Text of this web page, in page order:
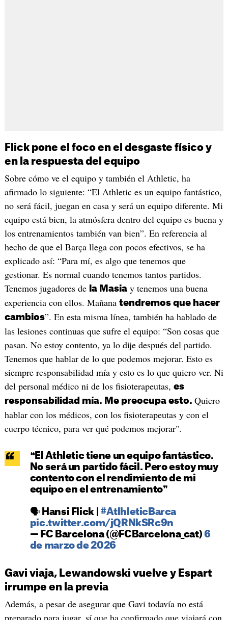
Flick pone el foco en el desgaste físico y
en la respuesta del equipo
Sobre cómo ve el equipo y también el Athletic, ha
afirmado lo siguiente: “El Athletic es un equipo fantástico,
no será fácil, juegan en casa y será un equipo diferente. Mi
equipo está bien, la atmósfera dentro del equipo es buena y
los entrenamientos también van bien”. En referencia al
hecho de que el Barça llega con pocos efectivos, se ha
explicado así: “Para mí, es algo que tenemos que
gestionar. Es normal cuando tenemos tantos partidos.
Tenemos jugadores de la Masiay tenemos una buena
experiencia con ellos. Mañana tendremos que hacer
cambios”. En esta misma línea, también ha hablado de
las lesiones continuas que sufre el equipo: “Son cosas que
pasan. No estoy contento, ya lo dije después del partido.
Tenemos que hablar de lo que podemos mejorar. Esto es
siempre responsabilidad mía y esto es lo que quiero ver. Ni
del personal médico ni de los fisioterapeutas, es
responsabilidad mía. Me preocupa esto. Quiero
hablar con los médicos, con los fisioterapeutas y con el
cuerpo técnico, para ver qué podemos mejorar".
❝El Athletic tiene un equipo fantástico.
No será un partido fácil. Pero estoy muy
contento con el rendimiento de mi
equipo en el entrenamiento❞
🗣️ Hansi Flick | #AtlhleticBarca
pic.twitter.com/jQRNkSRc9n
— FC Barcelona (@FCBarcelona_cat) 6
de marzo de 2026
Gavi viaja, Lewandowski vuelve y Espart
irrumpe en la previa
Además, a pesar de asegurar que Gavi todavía no está
preparado para jugar, sí que ha confirmado que viajará con